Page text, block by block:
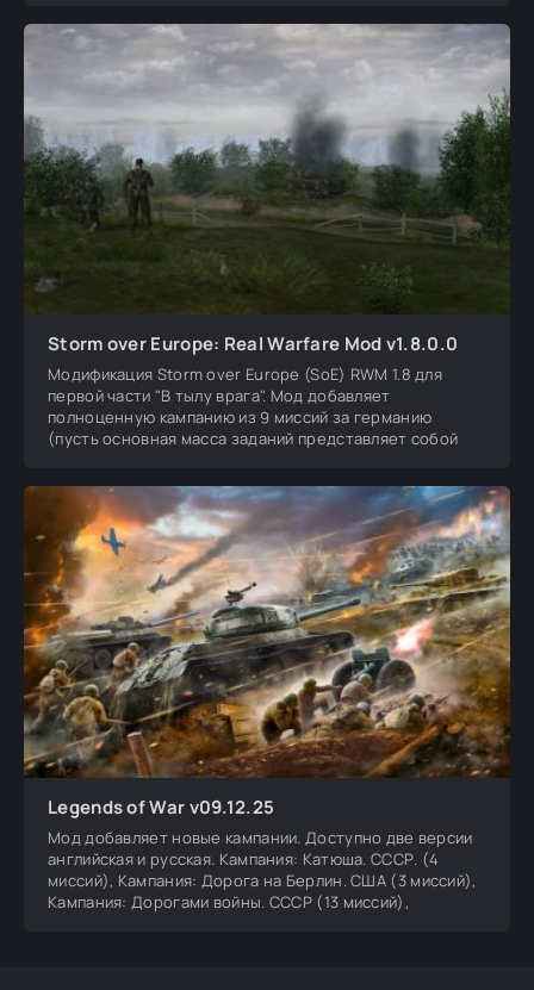
Storm over Europe: Real Warfare Mod v1.8.0.0
Модификация Storm over Europe (SoE) RWM 1.8 для
первой части "В тылу врага". Мод добавляет
полноценную кампанию из 9 миссий за германию
(пусть основная масса заданий представляет собой
Legends of War v09.12.25
Мод добавляет новые кампании. Доступно две версии
английская и русская. Кампания: Катюша. СССР. (4
миссий), Кампания: Дорога на Берлин. США (3 миссий),
Кампания: Дорогами войны. СССР (13 миссий),